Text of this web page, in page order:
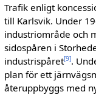
Trafik enligt
till Karlsvik. Under
industriområde och
sidospåren i
industrispåret[9].
plan för ett
återuppbyggs med